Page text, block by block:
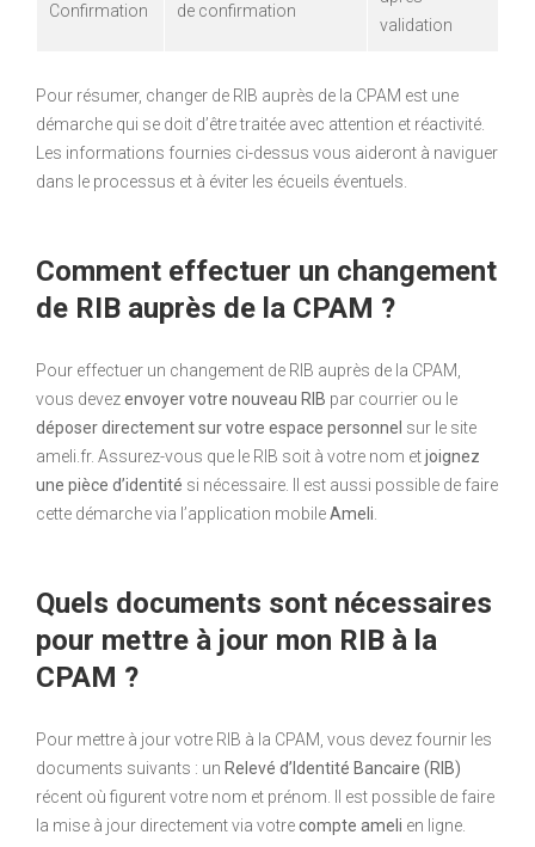
Confirmation
de confirmation
validation
Pour résumer, changer de RIB auprès de la CPAM est une
démarche qui se doit d’être traitée avec attention et réactivité.
Les informations fournies ci-dessus vous aideront à naviguer
dans le processus et à éviter les écueils éventuels.
Comment effectuer un changement
de RIB auprès de la CPAM ?
Pour effectuer un changement de RIB auprès de la CPAM,
vous devezenvoyer votre nouveau RIB par courrier ou le
déposer directement sur votre espace personnel sur le site
ameli.fr. Assurez-vous que le RIB soit à votre nom etjoignez
une pièce d’identité si nécessaire. Il est aussi possible de faire
cette démarche via l’application mobileAmeli
Quels documents sont nécessaires
pour mettre à jour mon RIB à la
CPAM ?
Pour mettre à jour votre RIB à la CPAM, vous devez fournir les
documents suivants : un Relevé d’Identité Bancaire (RIB)
récent où figurent votre nom et prénom. Il est possible de faire
la mise à jour directement via votrecompte ameli en ligne.